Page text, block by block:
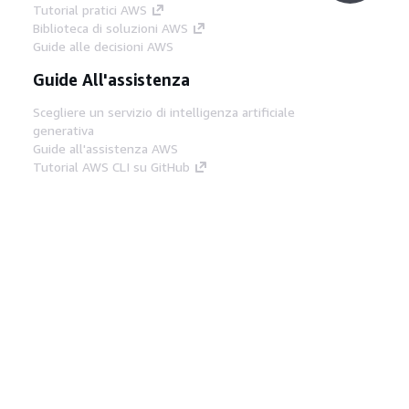
Tutorial pratici AWS
Biblioteca di soluzioni AWS
Guide alle decisioni AWS
Guide All'assistenza
Scegliere un servizio di intelligenza artificiale
generativa
Guide all'assistenza AWS
Tutorial AWS CLI su GitHub